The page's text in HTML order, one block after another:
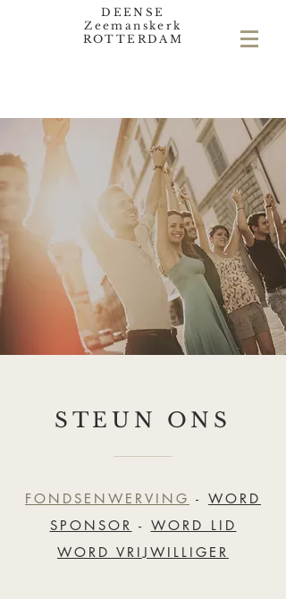
DEENSE
Zeemanskerk
ROTTERDAM
STEUN ONS
FONDSENWERVING - WORD
SPONSOR - WORD LID
WORD VRIJWILLIGER